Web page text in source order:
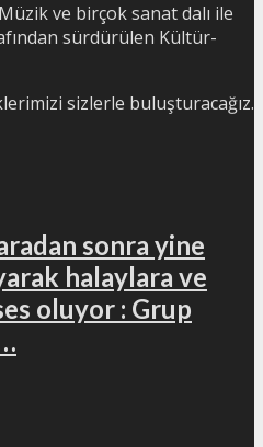
ve birçok sanat dalı ile
sürdürülen Kültür-
sizlerle buluşturacağız.
sonra yine
halaylara ve
oluyor : Grup